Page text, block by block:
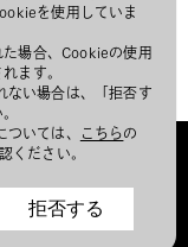
を使用していま
た場合、Cookieの使用
ます。
ない場合は、「拒否す
いては、
こちらの
ください。
拒否する